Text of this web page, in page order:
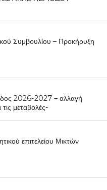
Συμβουλίου – Προκήρυξη
2026-2027 – αλλαγή
τις μεταβολές-
επιτελείου Μικτών